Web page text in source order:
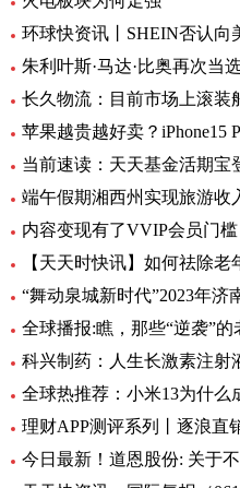
朱利叶斯·马达·比奥再次当
苹果越贵越好卖？iPhone15
当前速读：天天基金活期宝
端午假期湘西州实现旅游收
内容变现有了VVIP会员门
【天天时快讯】如何祛除
“舞动泉城新时代”2023年
全球播报:瞧，那些“逆袭”的
科兴制药：人生长激素注射
全球热推荐：小米13为什么